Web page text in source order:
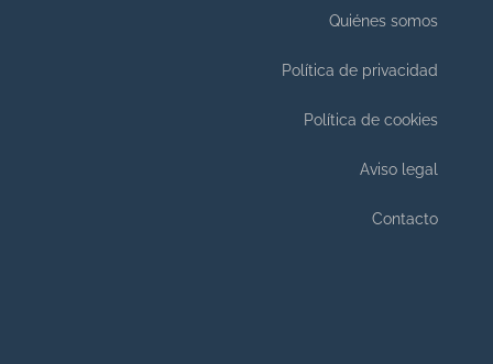
Quiénes somos
Política de privacidad
Política de cookies
Aviso legal
Contacto